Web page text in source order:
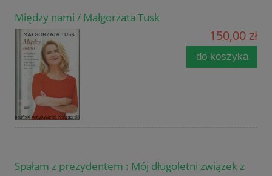
Między nami / Małgorzata Tusk
150,00 zł
do koszyka
Spałam z prezydentem : Mój długoletni związek z